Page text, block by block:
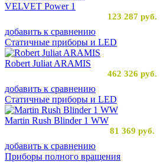
VELVET Power 1
123 287 руб.
добавить к сравнению
Статичные приборы и LED
Robert Juliat ARAMIS
462 326 руб.
добавить к сравнению
Статичные приборы и LED
Martin Rush Blinder 1 WW
81 369 руб.
добавить к сравнению
Приборы полного вращения